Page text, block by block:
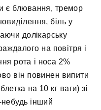
є блювання, тремор
біль у
долікарську
на повітря і
рота і носа 2%
він повинен випити
на 10 кг ваги) зі
інший